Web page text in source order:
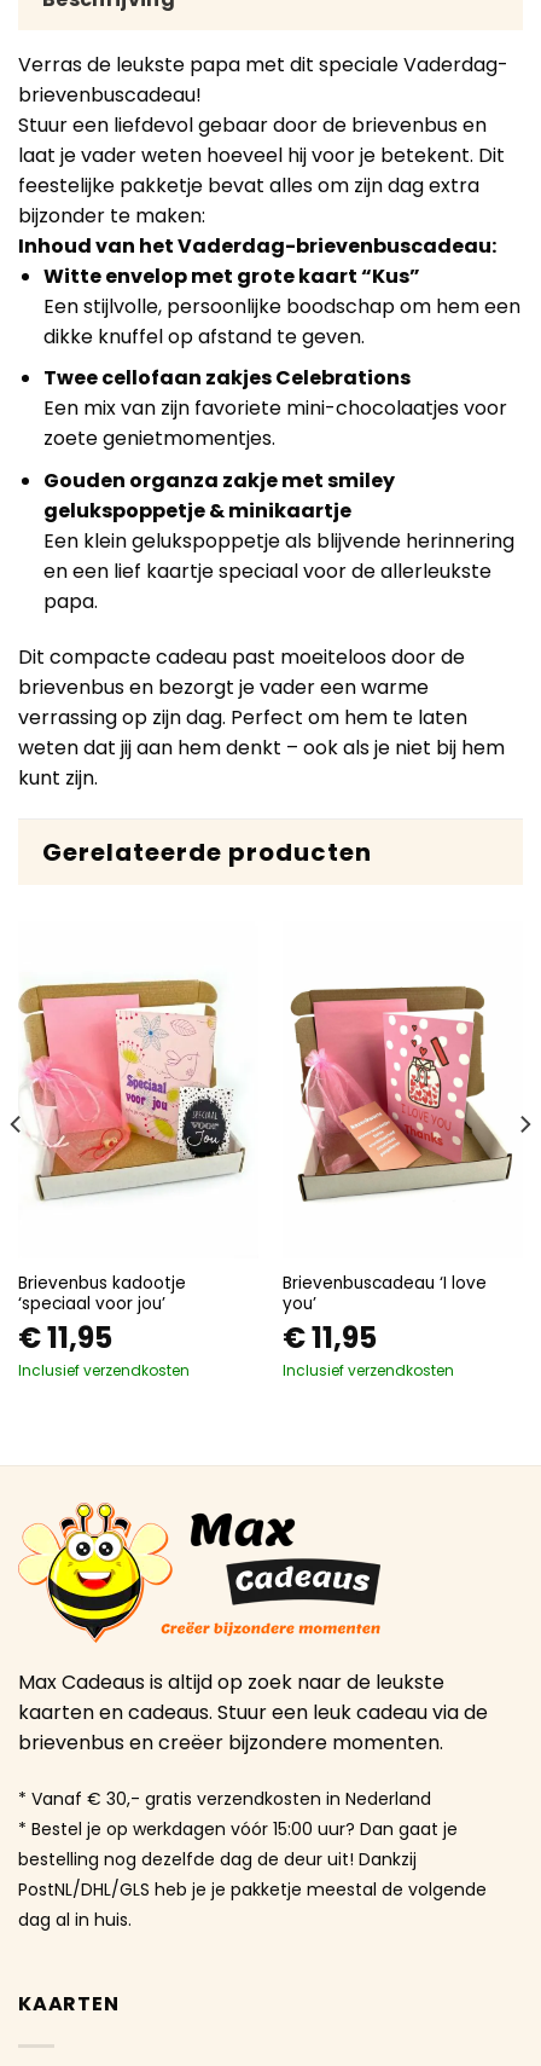
Verras de leukste papa met dit speciale Vaderdag-
brievenbuscadeau!
Stuur een liefdevol gebaar door de brievenbus en
laat je vader weten hoeveel hij voor je betekent. Dit
feestelijke pakketje bevat alles om zijn dag extra
bijzonder te maken:
Inhoud van het Vaderdag-brievenbuscadeau:
Witte envelop met grote kaart “Kus”
Een stijlvolle, persoonlijke boodschap om hem een
dikke knuffel op afstand te geven.
Twee cellofaan zakjes Celebrations
Een mix van zijn favoriete mini-chocolaatjes voor
zoete genietmomentjes.
Gouden organza zakje met smiley
gelukspoppetje & minikaartje
Een klein gelukspoppetje als blijvende herinnering
en een lief kaartje speciaal voor de allerleukste
papa.
Dit compacte cadeau past moeiteloos door de
brievenbus en bezorgt je vader een warme
verrassing op zijn dag. Perfect om hem te laten
weten dat jij aan hem denkt – ook als je niet bij hem
kunt zijn.
Gerelateerde producten
Brievenbus kadootje
‘speciaal voor jou’
€11,95
Inclusief verzendkosten
Brievenbuscadeau ‘I love
you’
€11,95
Inclusief verzendkosten
Max Cadeaus is altijd op zoek naar de leukste
kaarten en cadeaus. Stuur een leuk cadeau via de
brievenbus en creëer bijzondere momenten.
* Vanaf € 30,- gratis verzendkosten in Nederland
* Bestel je op werkdagen vóór 15:00 uur? Dan gaat je
bestelling nog dezelfde dag de deur uit! Dankzij
PostNL/DHL/GLS heb je je pakketje meestal de volgende
dag al in huis.
KAARTEN